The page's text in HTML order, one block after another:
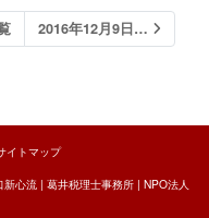
2016年12月9日…
イトマップ
新心流 | 葛井税理士事務所 | NPO法人